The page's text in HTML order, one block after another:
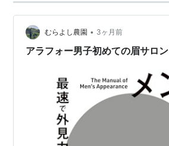
むらよし農園 • 3ヶ月前
アラフォー男子初めての眉サロン